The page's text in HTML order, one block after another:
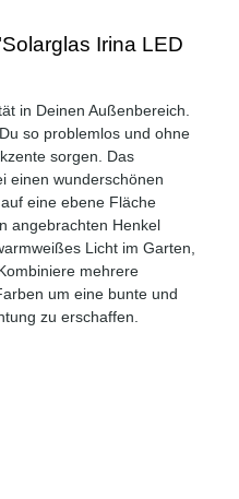
Irina LED
in Deinen Außenbereich.
so problemlos und ohne
sorgen. Das
einen wunderschönen
eine ebene Fläche
angebrachten Henkel
Licht im Garten,
mehrere
um eine bunte und
zu erschaffen.